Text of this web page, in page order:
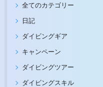
全てのカテゴリー
日記
ダイビングギア
キャンペーン
ダイビングツアー
ダイビングスキル